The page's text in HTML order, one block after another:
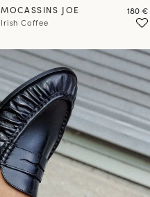
MOCASSINS JOE
Irish Coffee
Prix
180 €